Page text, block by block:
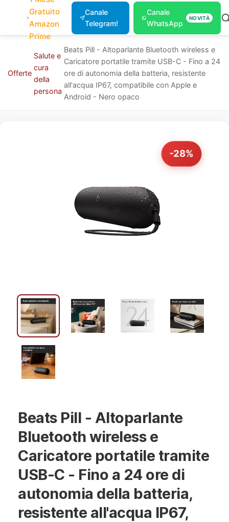
Gratuito
Amazon
Prime
Canale
Telegram!
Canale
WhatsApp
NOVITÀ
Offerte
Salute e
cura
della
persona
Beats Pill - Altoparlante Bluetooth wireless e
Caricatore portatile tramite USB-C - Fino a 24
ore di autonomia della batteria, resistente
all'acqua IP67, compatibile con Apple e
Android - Nero opaco
-28%
Beats Pill - Altoparlante
Bluetooth wireless e
Caricatore portatile tramite
USB-C - Fino a 24 ore di
autonomia della batteria,
resistente all'acqua IP67,